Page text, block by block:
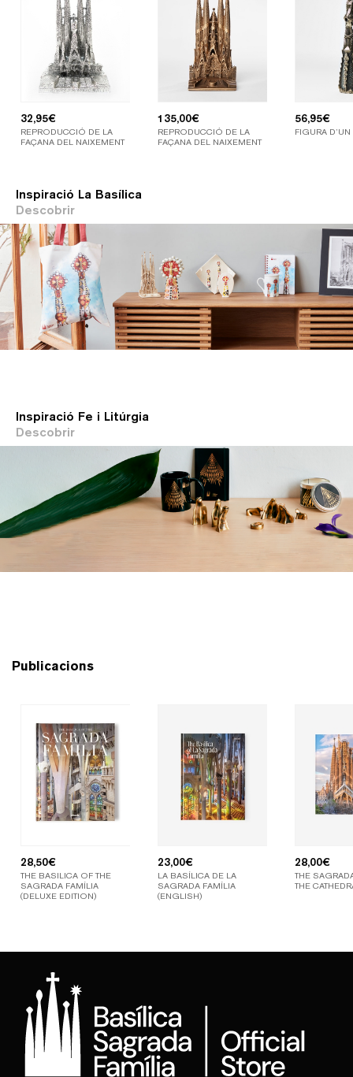
32,95€
REPRODUCCIÓ DE LA
FAÇANA DEL NAIXEMENT
135,00€
REPRODUCCIÓ DE LA
FAÇANA DEL NAIXEMENT
56,95€
FIGURA
Inspiració La Basílica
Descobrir
Inspiració Fe i Litúrgia
Descobrir
Publicacions
28,50€
THE BASILICA OF THE
SAGRADA FAMÍLIA
(DELUXE EDITION)
23,00€
LA BASÍLICA DE LA
SAGRADA FAMÍLIA
(ENGLISH)
28,00€
THE
THE